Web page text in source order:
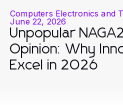
Computers Electronics and
June 22, 2026
Unpopular
Opinion: Why
Excel in 2026